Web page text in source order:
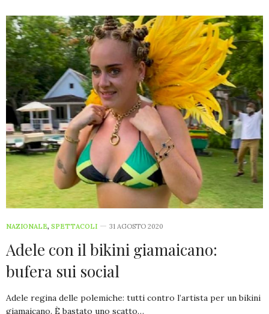
NAZIONALE, SPETTACOLI 31 AGOSTO 2020
Adele con il bikini giamaicano:
bufera sui social
Adele regina delle polemiche: tutti contro l’artista per un bikini
giamaicano. È bastato uno scatto…